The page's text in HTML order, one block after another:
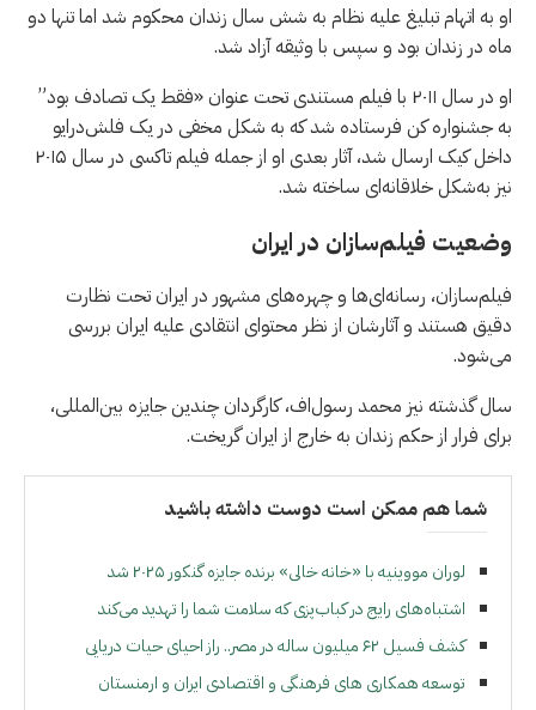
او به اتهام تبلیغ علیه نظام به شش سال زندان محکوم شد اما تنها دو
ماه در زندان بود و سپس با وثیقه آزاد شد.
او در سال ۲۰۱۱ با فیلم مستندی تحت عنوان «فقط یک تصادف بود”
به جشنواره کن فرستاده شد که به شکل مخفی در یک فلش‌درایو
داخل کیک ارسال شد، آثار بعدی او از جمله فیلم تاکسی در سال ۲۰۱۵
نیز به‌شکل خلاقانه‌ای ساخته شد.
وضعیت فیلم‌سازان در ایران
فیلم‌سازان، رسانه‌ای‌ها و چهره‌های مشهور در ایران تحت نظارت
دقیق هستند و آثارشان از نظر محتوای انتقادی علیه ايران بررسی
می‌شود.
سال گذشته نیز محمد رسول‌اف، کارگردان چندین جایزه بین‌المللی،
برای فرار از حکم زندان به خارج از ایران گریخت.
شما هم ممکن است دوست داشته باشید
لوران مووینیه با «خانه خالی» برنده جایزه گنکور ۲۰۲۵ شد
اشتباه‌های رایج در کباب‌پزی که سلامت شما را تهدید می‌کند
کشف فسیل ۶۲ میلیون ساله در مصر.. راز احیای حیات دریایی
توسعه همکاری های فرهنگی و اقتصادی ایران و ارمنستان